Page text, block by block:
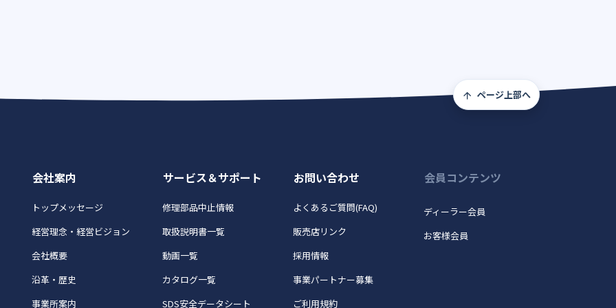
ページ上部へ
会社案内
トップメッセージ
経営理念・経営ビジョン
会社概要
沿革・歴史
事業所案内
サービス＆サポート
修理部品中止情報
取扱説明書一覧
動画一覧
カタログ一覧
SDS安全データシート
お問い合わせ
よくあるご質問(FAQ)
販売店リンク
採用情報
事業パートナー募集
ご利用規約
会員コンテンツ
ディーラー会員
お客様会員